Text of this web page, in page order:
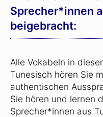
Sprecher*innen
beigebracht:
Alle Vokabeln in
Tunesisch hören Sie
authentischen
Sie hören und lernen
Sprecher*innen aus